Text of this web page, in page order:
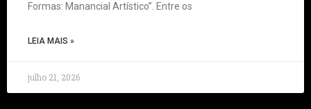
Formas: Manancial Artístico”. Entre os
LEIA MAIS »
julho 21, 2026